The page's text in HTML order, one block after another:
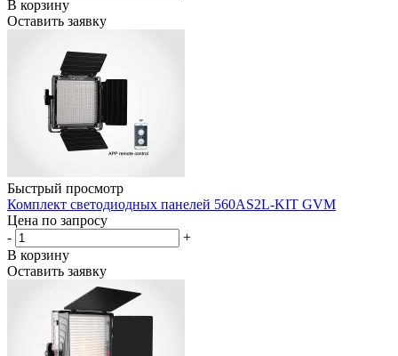
В корзину
Оставить заявку
Быстрый просмотр
Комплект светодиодных панелей 560AS2L-KIT GVM
Цена по запросу
-
+
В корзину
Оставить заявку